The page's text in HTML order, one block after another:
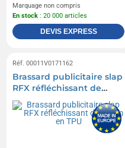
Marquage non compris
En stock : 20 000 articles
DEVIS EXPRESS
Réf. 00011V0171162
Brassard publicitaire slap
RFX réfléchissant de
34 cm en TPU